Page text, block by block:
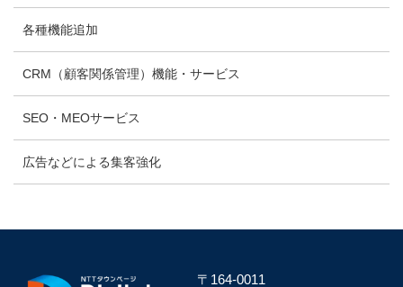
各種機能追加
CRM（顧客関係管理）機能・サービス
SEO・MEOサービス
広告などによる集客強化
〒164-0011